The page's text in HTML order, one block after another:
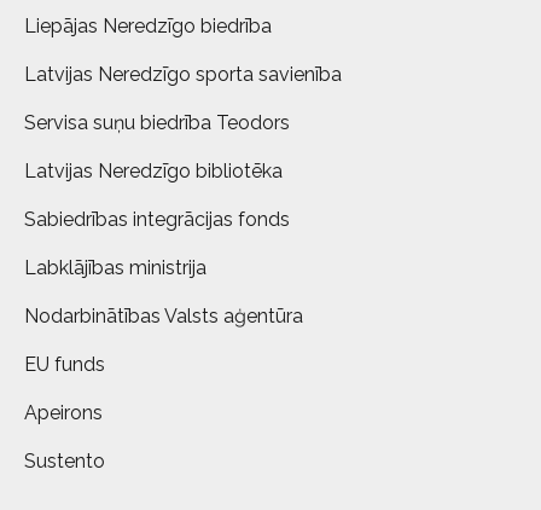
Liepājas Neredzīgo biedrība
Latvijas Neredzīgo sporta savienība
Servisa suņu biedrība Teodors
Latvijas Neredzīgo bibliotēka
Sabiedrības integrācijas fonds
Labklājības ministrija
Nodarbinātības Valsts aģentūra
EU funds
Apeirons
Sustento